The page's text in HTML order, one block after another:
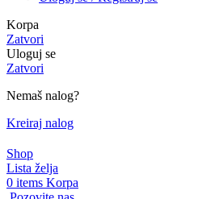
Korpa
Zatvori
Uloguj se
Zatvori
Nemaš nalog?
Kreiraj nalog
Shop
Lista želja
0 items Korpa